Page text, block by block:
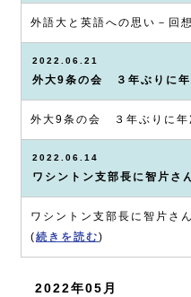
外語大と英語への思い－
2022.06.21
外大9条の会 ３年ぶりに年
外大9条の会 ３年ぶりに
2022.06.14
ワシントン支部長に智片さ
ワシントン支部長に智片さ
( 続きを読む )
2022年05月